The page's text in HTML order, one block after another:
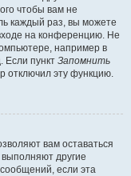
чтобы вам не
каждый раз, вы можете
на конференцию. Не
например в
Если пункт Запомнить
отключил эту функцию.
вам оставаться
другие
если эта